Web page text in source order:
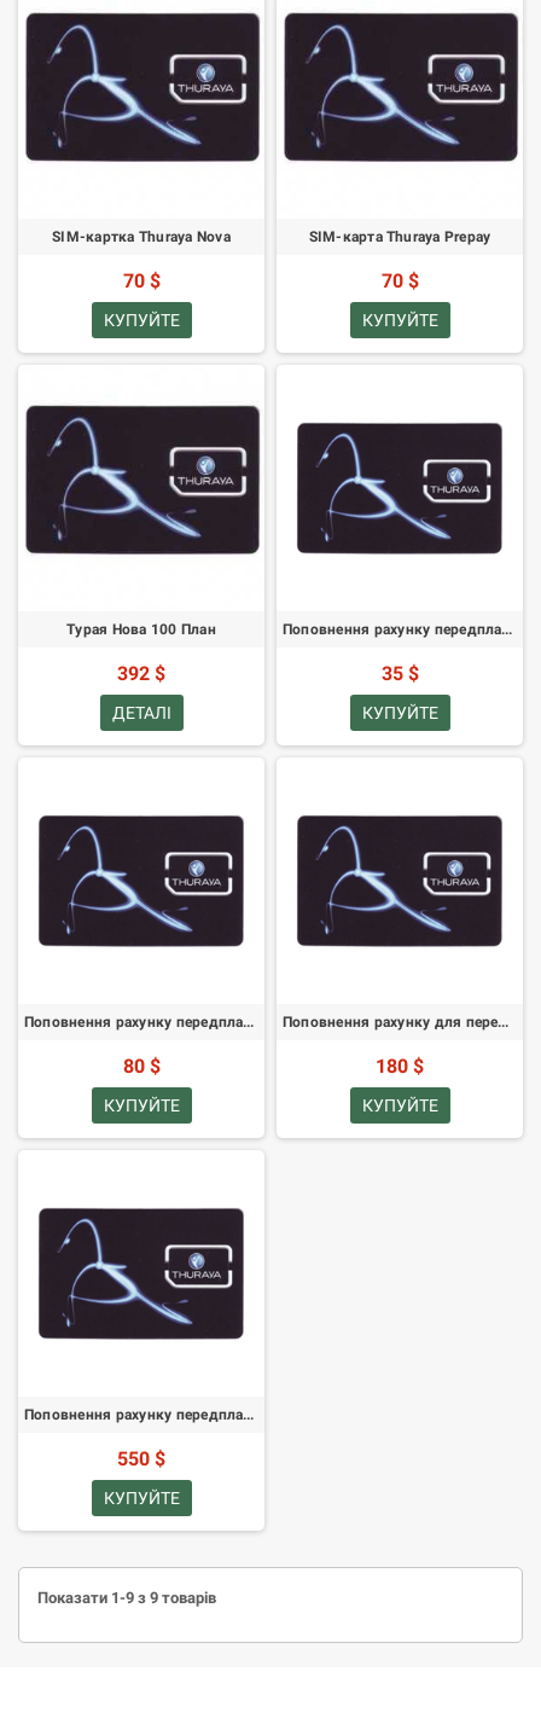
SIM-картка Thuraya Nova
70 $
КУПУЙТЕ
SIM-карта Thuraya Prepay
70 $
КУПУЙТЕ
Турая Нова 100 План
392 $
ДЕТАЛІ
Поповнення рахунку передплаченої SIM-карти Thuraya - 20 одиниць
35 $
КУПУЙТЕ
Поповнення рахунку передплаченої SIM-карти Thuraya - 50 одиниць
80 $
КУПУЙТЕ
Поповнення рахунку для передплаченої SIM-карти Thuraya - 160 одиниць
180 $
КУПУЙТЕ
Поповнення рахунку передплаченої SIM-карти Thuraya - 500 одиниць
550 $
КУПУЙТЕ
Показати 1-9 з 9 товарів